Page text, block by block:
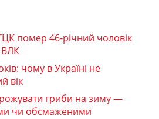
помер 46-річний чоловік
ВЛК
чому в Україні не
вік
гриби на зиму —
чи обсмаженими